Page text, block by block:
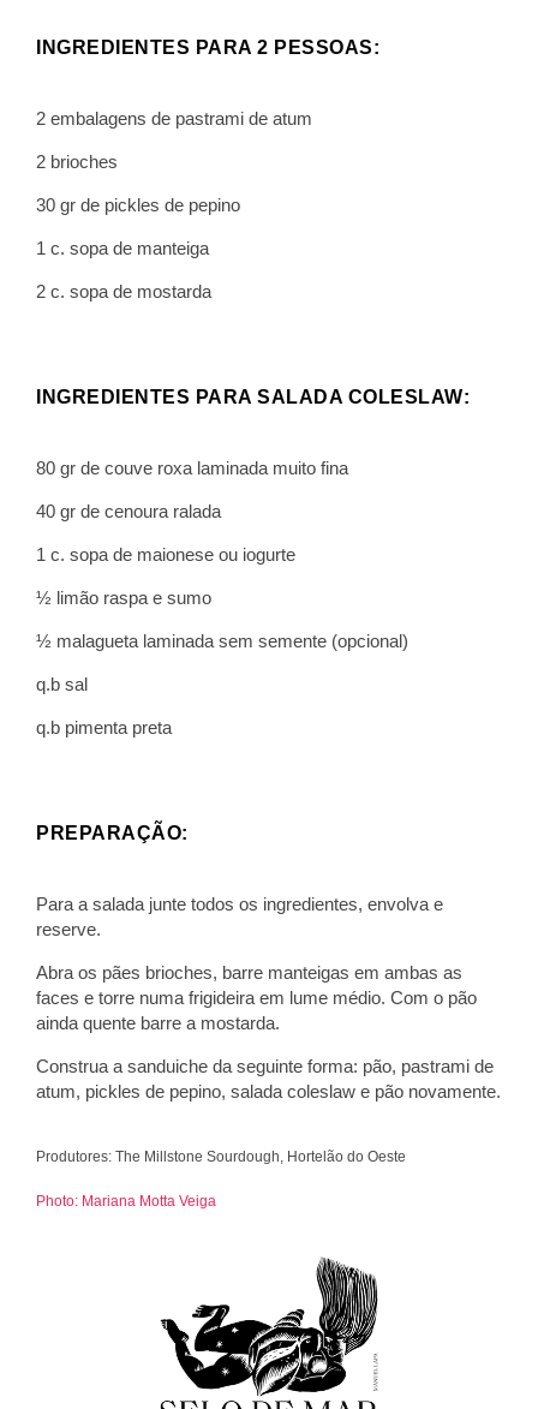
INGREDIENTES PARA 2 PESSOAS:
2 embalagens de pastrami de atum
2 brioches
30 gr de pickles de pepino
1 c. sopa de manteiga
2 c. sopa de mostarda
INGREDIENTES PARA SALADA COLESLAW:
80 gr de couve roxa laminada muito fina
40 gr de cenoura ralada
1 c. sopa de maionese ou iogurte
½ limão raspa e sumo
½ malagueta laminada sem semente (opcional)
q.b sal
q.b pimenta preta
PREPARAÇÃO:
Para a salada junte todos os ingredientes, envolva e
reserve.
Abra os pães brioches, barre manteigas em ambas as
faces e torre numa frigideira em lume médio. Com o pão
ainda quente barre a mostarda.
Construa a sanduiche da seguinte forma: pão, pastrami de
atum, pickles de pepino, salada coleslaw e pão novamente.
Produtores: The Millstone Sourdough, Hortelão do Oeste
Photo: Mariana Motta Veiga